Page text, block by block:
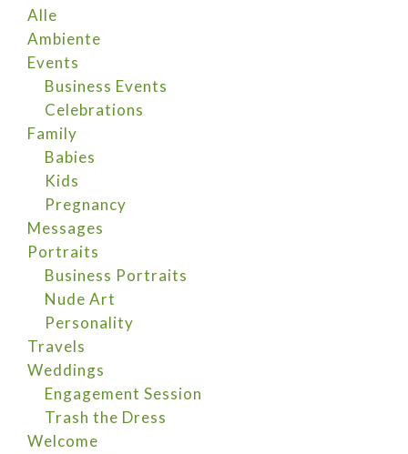
Alle
Ambiente
Events
Business Events
Celebrations
Family
Babies
Kids
Pregnancy
Messages
Portraits
Business Portraits
Nude Art
Personality
Travels
Weddings
Engagement Session
Trash the Dress
Welcome